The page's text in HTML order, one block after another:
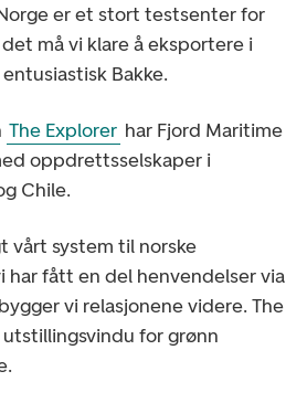
er et stort testsenter for
må vi klare å eksportere i
Bakke.
The Explorer har Fjord Maritime
oppdrettsselskaper i
Chile.
vårt system til norske
fått en del henvendelser via
vi relasjonene videre. The
for grønn